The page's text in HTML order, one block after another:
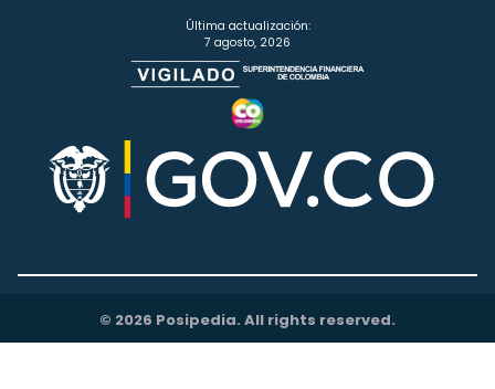
Última actualización:
7 agosto, 2026
© 2026 Posipedia. All rights reserved.